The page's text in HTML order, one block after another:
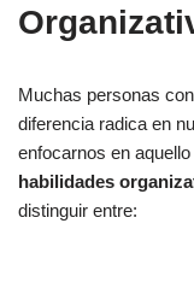
Muchas personas
diferencia radica en
enfocarnos en
habilidades
distinguir entre: